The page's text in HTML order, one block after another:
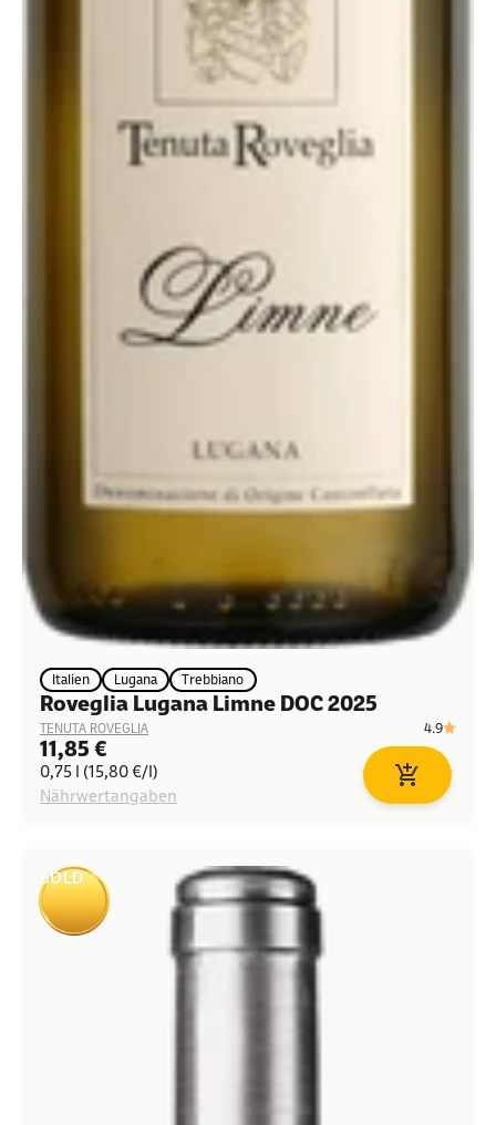
Italien Lugana Trebbiano
Roveglia Lugana Limne DOC 2025
TENUTA ROVEGLIA 4.9
Angebot
11,85 €
0,75 l (15,80 €/l)
Nährwertangaben
In den
GOLD